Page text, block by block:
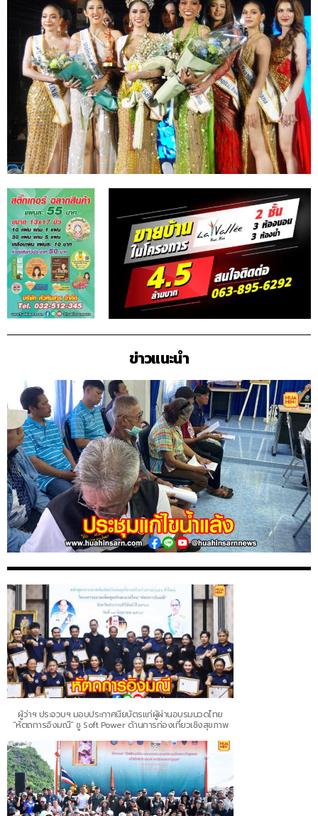
ข่าวแนะนำ
ผู้ว่าฯ ประจวบฯ มอบประกาศนียบัตรแก่ผู้ผ่านอบรมนวดไทย
“หัตถการอิงมณี” ชู Soft Power ด้านการท่องเที่ยวเชิงสุขภาพ